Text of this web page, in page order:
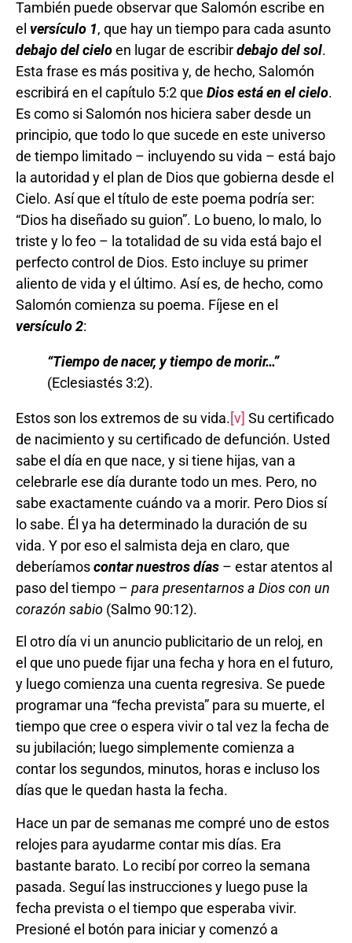
También puede observar que Salomón escribe en
el versículo 1, que hay un tiempo para cada asunto
debajo del cieloen lugar de escribirdebajo del sol.
Esta frase es más positiva y, de hecho, Salomón
escribirá en el capítulo 5:2 que Dios está en el cielo.
Es como si Salomón nos hiciera saber desde un
principio, que todo lo que sucede en este universo
de tiempo limitado – incluyendo su vida – está bajo
la autoridad y el plan de Dios que gobierna desde el
Cielo. Así que el título de este poema podría ser:
“Dios ha diseñado su guion”. Lo bueno, lo malo, lo
triste y lo feo – la totalidad de su vida está bajo el
perfecto control de Dios. Esto incluye su primer
aliento de vida y el último. Así es, de hecho, como
Salomón comienza su poema. Fíjese en el
versículo2:
“Tiempo de nacer, y tiempo de morir…”
(Eclesiastés 3:2).
Estos son los extremos de su vida.[v] Su certificado
de nacimiento y su certificado de defunción. Usted
sabe el día en que nace, y si tiene hijas, van a
celebrarle ese día durante todo un mes. Pero, no
sabe exactamente cuándo va a morir. Pero Dios sí
lo sabe. Él ya ha determinado la duración de su
vida. Y por eso el salmista deja en claro, que
deberíamoscontar nuestros días – estar atentos al
paso del tiempo – para presentarnos a Dios con un
corazón sabio (Salmo 90:12).
El otro día vi un anuncio publicitario de un reloj, en
el que uno puede fijar una fecha y hora en el futuro,
y luego comienza una cuenta regresiva. Se puede
programar una “fecha prevista” para su muerte, el
tiempo que cree o espera vivir o tal vez la fecha de
su jubilación; luego simplemente comienza a
contar los segundos, minutos, horas e incluso los
días que le quedan hasta la fecha.
Hace un par de semanas me compré uno de estos
relojes para ayudarme contar mis días. Era
bastante barato. Lo recibí por correo la semana
pasada. Seguí las instrucciones y luego puse la
fecha prevista o el tiempo que esperaba vivir.
Presioné el botón para iniciar y comenzó a